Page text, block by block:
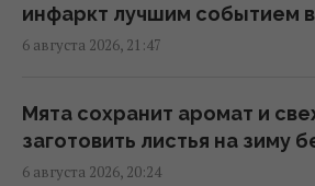
Встреча с "ведьмой"
со сцены
18:42 четверг, 06 августа 2026
инфаркт лучшим событием
6 августа 2026, 21:47
Мята сохранит аромат и
заготовить листья на зиму
6 августа 2026, 20:24